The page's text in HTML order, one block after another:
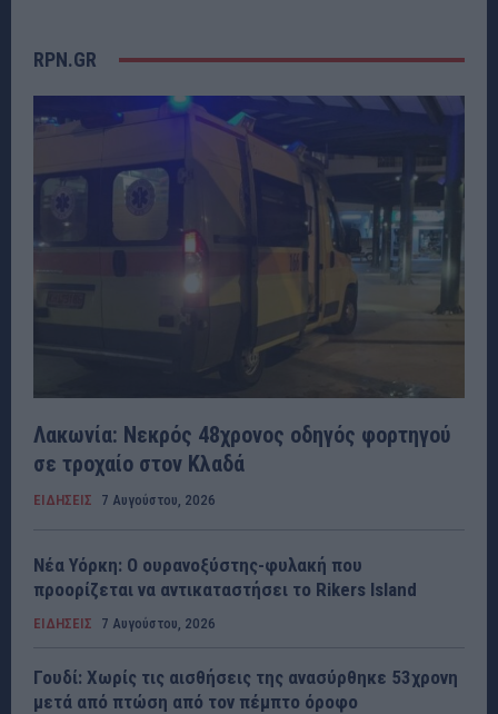
RPN.GR
Λακωνία: Νεκρός 48χρονος οδηγός φορτηγού
σε τροχαίο στον Κλαδά
ΕΙΔΗΣΕΙΣ 7 Αυγούστου, 2026
Νέα Υόρκη: Ο ουρανοξύστης-φυλακή που
προορίζεται να αντικαταστήσει το Rikers Island
ΕΙΔΗΣΕΙΣ 7 Αυγούστου, 2026
Γουδί: Χωρίς τις αισθήσεις της ανασύρθηκε 53χρονη
μετά από πτώση από τον πέμπτο όροφο